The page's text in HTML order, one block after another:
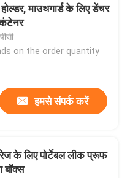
माउथगार्ड के लिए डेंचर
कंटेनर
on the order quantity
हमसे संपर्क करें
के लिए पोर्टेबल लीक प्रूफ
बॉक्स